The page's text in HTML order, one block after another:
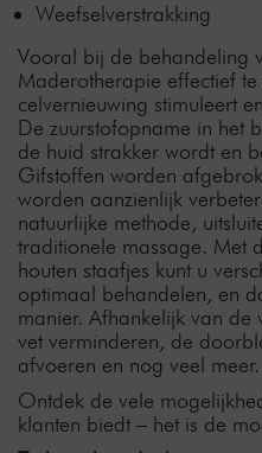
Weefselverstrakking
Vooral bij de behandeling
Maderotherapie effectief
celvernieuwing stimuleert
De zuurstofopname in het
de huid strakker wordt en
Gifstoffen worden
worden aanzienlijk
natuurlijke methode,
traditionele massage. Met
houten staafjes kunt u
optimaal behandelen, en
manier. Afhankelijk van de
vet verminderen, de
afvoeren en nog veel meer.
Ontdek de vele
klanten biedt – het is de